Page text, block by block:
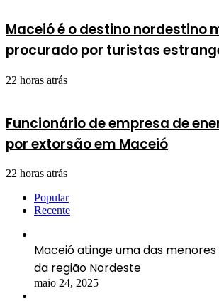
Maceió é o destino nordestino
procurado por turistas
22 horas atrás
Funcionário de empresa de
por extorsão em Maceió
22 horas atrás
Popular
Recente
Maceió atinge uma das
da região Nordeste
maio 24, 2025